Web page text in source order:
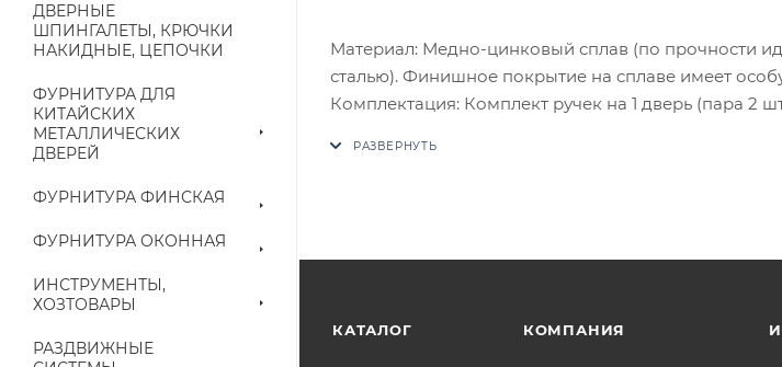
ДВЕРНЫЕ
ШПИНГАЛЕТЫ, КРЮЧКИ
НАКИДНЫЕ, ЦЕПОЧКИ
ФУРНИТУРА ДЛЯ
КИТАЙСКИХ
МЕТАЛЛИЧЕСКИХ
ДВЕРЕЙ
ФУРНИТУРА ФИНСКАЯ
ФУРНИТУРА ОКОННАЯ
ИНСТРУМЕНТЫ,
ХОЗТОВАРЫ
РАЗДВИЖНЫЕ
Материал: Медно-цинковый сплав (по прочности
сталью). Финишное покрытие на сплаве имеет
Комплектация: Комплект ручек на 1 дверь (пара 2
КАТАЛОГ КОМПАНИЯ